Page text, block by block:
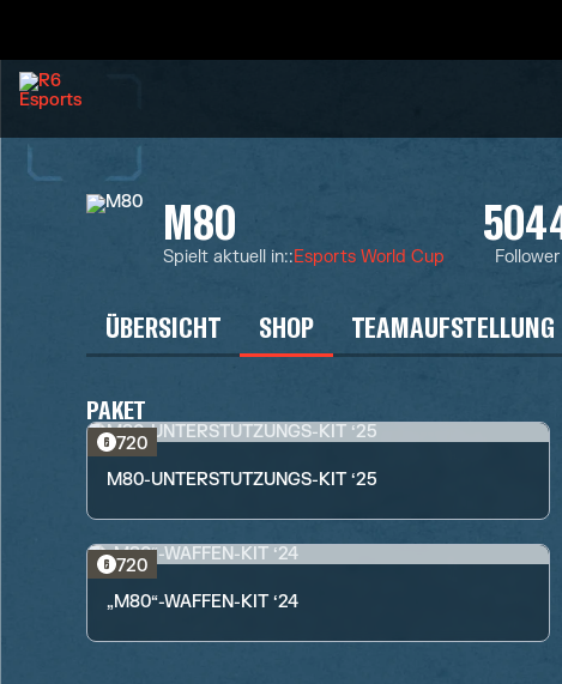
M80
Spielt aktuell in::Esports World Cup Follower
ÜBERSICHT SHOP TEAMAUFSTELLUNG
PAKET
720
M80-UNTERSTÜTZUNGS-KIT ‘25
720
„M80“-WAFFEN-KIT ‘24